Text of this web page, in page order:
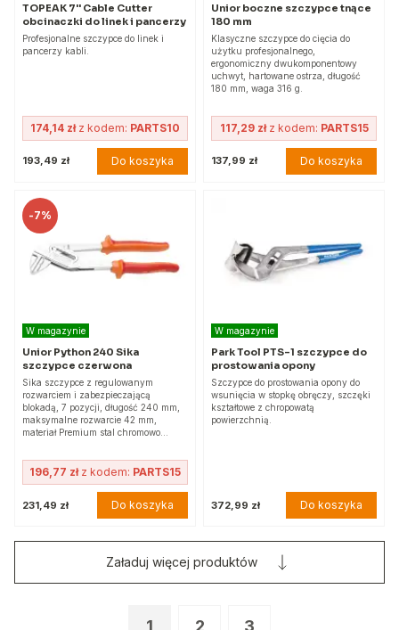
TOPEAK 7'' Cable Cutter
obcinaczki do linek i pancerzy
Profesjonalne szczypce do linek i
pancerzy kabli.
174,14 złz kodem: PARTS10
193,49 zł Do koszyka
Unior boczne szczypce tnące
180 mm
Klasyczne szczypce do cięcia do
użytku profesjonalnego,
ergonomiczny dwukomponentowy
uchwyt, hartowane ostrza, długość
180 mm, waga 316 g.
117,29 złz kodem: PARTS15
137,99 zł Do koszyka
-7%
W magazynie
Unior Python 240 Sika
szczypce czerwona
Sika szczypce z regulowanym
rozwarciem i zabezpieczającą
blokadą, 7 pozycji, długość 240 mm,
maksymalne rozwarcie 42 mm,
materiał Premium stal chromowo…
196,77 złz kodem: PARTS15
231,49 zł Do koszyka
W magazynie
Park Tool PTS-1 szczypce do
prostowania opony
Szczypce do prostowania opony do
wsunięcia w stopkę obręczy, szczęki
kształtowe z chropowatą
powierzchnią.
372,99 zł Do koszyka
1 2 3
Załaduj więcej produktów